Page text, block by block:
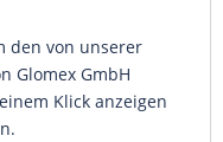
den von unserer
Glomex GmbH
Klick anzeigen